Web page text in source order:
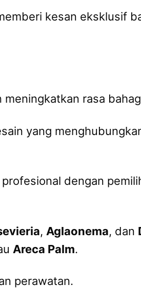
kesan eksklusif
rasa
yang
dengan
, Aglaonema, dan
Areca Palm.
perawatan.